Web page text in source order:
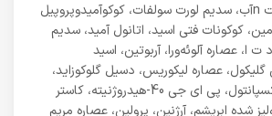
کننده صورت مارگریت nآب، سدیم لورت سولفات، کوکوآمیدوپروپیل
کوکونات فتی اسید، اتانول آمید، سدیم
ا، عصاره آلوئه‌ورا، آربوتین، اسید
گلیکول، عصاره لیکوریس، دسیل گلوکوزاید،
پلی کوآترنیم 30، دکسپانتول، پی ای جی 40-هیدروژنیته، کاستر
شده ابریشم، آرژنین، پرولین، عصاره مریم